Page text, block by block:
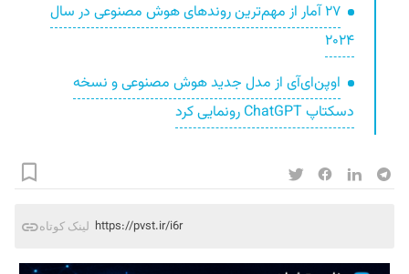
۲۷ آمار از مهم‌ترین روندهای هوش مصنوعی در سال
۲۰۲۴
اوپن‌ای‌آی از مدل جدید هوش مصنوعی و نسخه
دسکتاپ ChatGPT رونمایی کرد
لینک کوتاه https://pvst.ir/i6r